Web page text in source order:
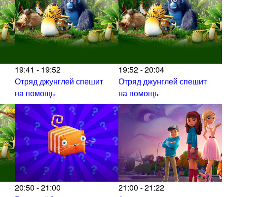
19:41 - 19:52
Отряд джунглей спешит
на помощь
19:52 - 20:04
Отряд джунглей спешит
на помощь
20:50 - 21:00
21:00 - 21:22